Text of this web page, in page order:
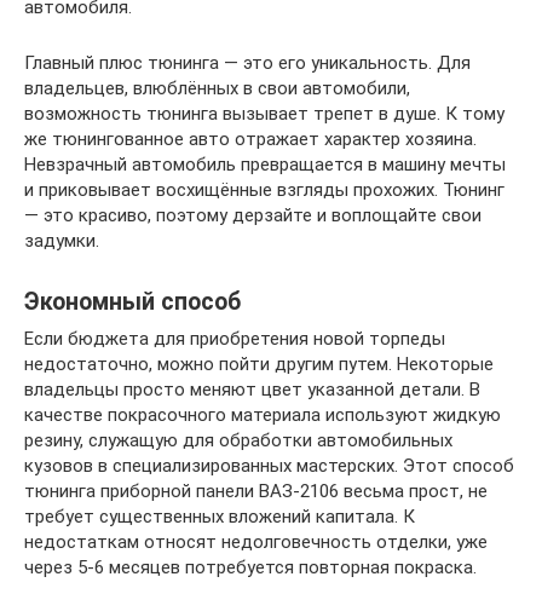
автомобиля.
Главный плюс тюнинга — это его уникальность. Для
владельцев, влюблённых в свои автомобили,
возможность тюнинга вызывает трепет в душе. К тому
же тюнингованное авто отражает характер хозяина.
Невзрачный автомобиль превращается в машину мечты
и приковывает восхищённые взгляды прохожих. Тюнинг
— это красиво, поэтому дерзайте и воплощайте свои
задумки.
Экономный способ
Если бюджета для приобретения новой торпеды
недостаточно, можно пойти другим путем. Некоторые
владельцы просто меняют цвет указанной детали. В
качестве покрасочного материала используют жидкую
резину, служащую для обработки автомобильных
кузовов в специализированных мастерских. Этот способ
тюнинга приборной панели ВАЗ-2106 весьма прост, не
требует существенных вложений капитала. К
недостаткам относят недолговечность отделки, уже
через 5-6 месяцев потребуется повторная покраска.